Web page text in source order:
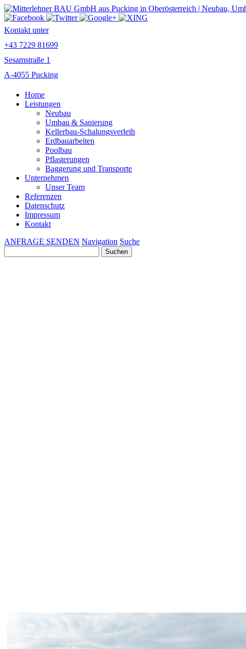
Kontakt unter
+43 7229 81699
Sesamstraße 1
A-4055 Pucking
Home
Leistungen
Neubau
Umbau & Sanierung
Kellerbau-Schalungsverleih
Erdbauarbeiten
Poolbau
Pflasterungen
Baggerung und Transporte
Unternehmen
Unser Team
Referenzen
Datenschutz
Impressum
Kontakt
ANFRAGE SENDEN Navigation Suche
nach: